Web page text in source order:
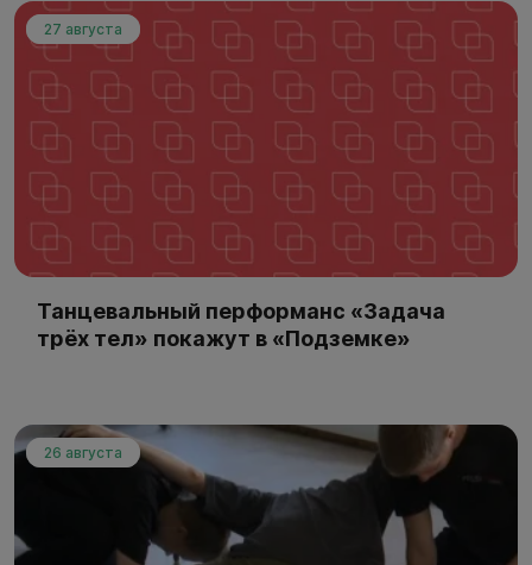
27 августа
Танцевальный перформанс «Задача
трёх тел» покажут в «Подземке»
26 августа